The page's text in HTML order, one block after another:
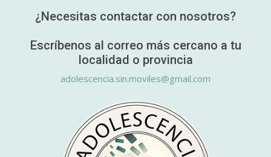
¿Necesitas contactar con nosotros?
Escríbenos al correo más cercano a tu
localidad o provincia
adolescencia.sin.moviles@gmail.com